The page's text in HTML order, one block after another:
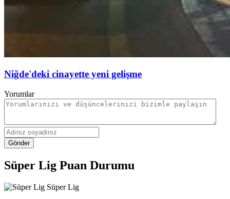
Niğde'deki cinayette yeni gelişme
Yorumlar
Gönder
Süper Lig Puan Durumu
Süper Lig